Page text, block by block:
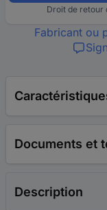
Droit de retour
Fabricant ou
Documents et
Description